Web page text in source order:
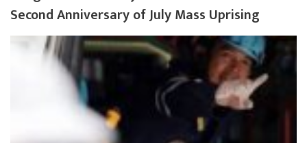
Second Anniversary of July Mass Uprising